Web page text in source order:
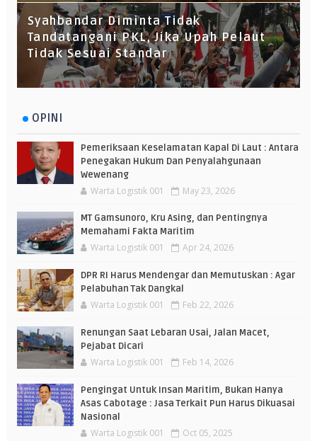
Syahbandar Diminta Tidak
Tandatangani PKL, Jika Upah Pelaut
Tidak Sesuai Standar
OPINI
Pemeriksaan Keselamatan Kapal Di Laut : Antara
Penegakan Hukum Dan Penyalahgunaan
Wewenang
Warta Logistik 001 May 23, 2026
MT Gamsunoro, Kru Asing, dan Pentingnya
Memahami Fakta Maritim
Warta Logistik 001 Apr 24, 2026
DPR RI Harus Mendengar dan Memutuskan : Agar
Pelabuhan Tak Dangkal
Warta Logistik 001 Feb 22, 2026
Renungan Saat Lebaran Usai, Jalan Macet,
Pejabat Dicari
Warta Logistik 001 Feb 14, 2026
Pengingat Untuk Insan Maritim, Bukan Hanya
Asas Cabotage : Jasa Terkait Pun Harus Dikuasai
Nasional
Warta Logistik 001 Oct 05, 2025